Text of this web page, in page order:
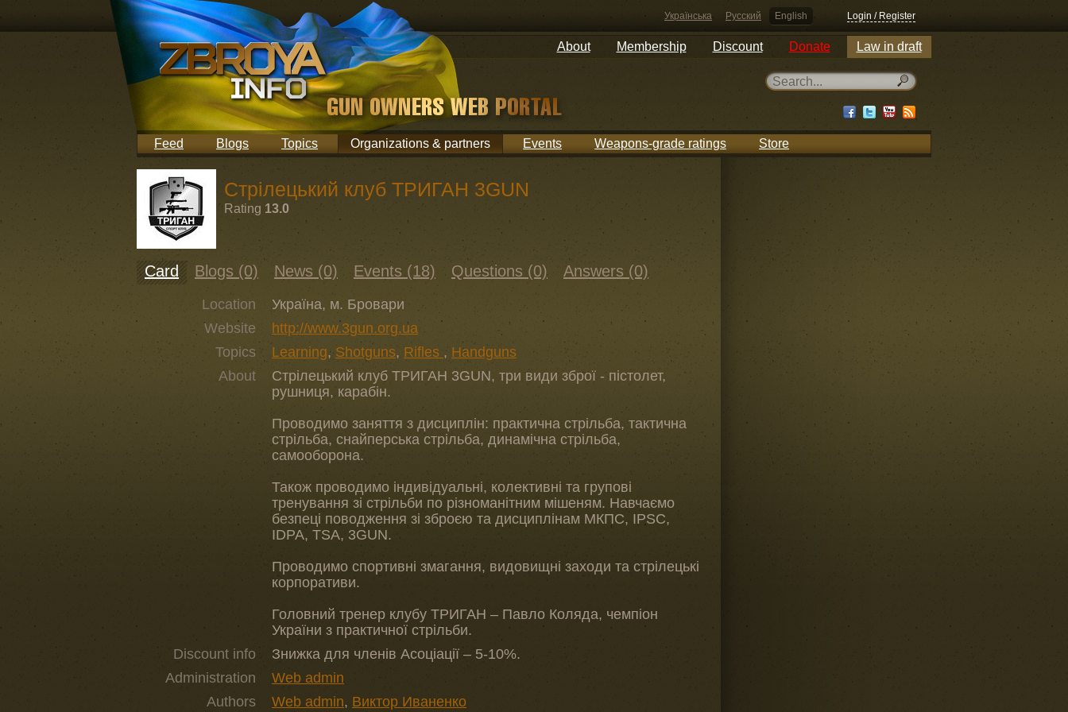
Українська Русский English Login / Register
About Membership Discount Donate Law in draft
Feed Blogs Topics Organizations & partners Events Weapons-grade ratings Store
Стрілецький клуб ТРИГАН 3GUN
Rating 13.0
Card Blogs (0) News (0) Events (18) Questions (0) Answers (0)
Location
Україна, м. Бровари
Website
http://www.3gun.org.ua
Topics
Learning, Shotguns, Rifles , Handguns
About
Стрілецький клуб ТРИГАН 3GUN, три види зброї - пістолет,
рушниця, карабін.
Проводимо заняття з дисциплін: практична стрільба, тактична
стрільба, снайперська стрільба, динамічна стрільба,
самооборона.
Також проводимо індивідуальні, колективні та групові
тренування зі стрільби по різноманітним мішеням. Навчаємо
безпеці поводження зі зброєю та дисциплінам МКПС, IPSC,
IDPA, TSA, 3GUN.
Проводимо спортивні змагання, видовищні заходи та стрілецькі
корпоративи.
Головний тренер клубу ТРИГАН – Павло Коляда, чемпіон
України з практичної стрільби.
Discount info
Знижка для членів Асоціації – 5-10%.
Administration
Web admin
Authors
Web admin, Виктор Иваненко